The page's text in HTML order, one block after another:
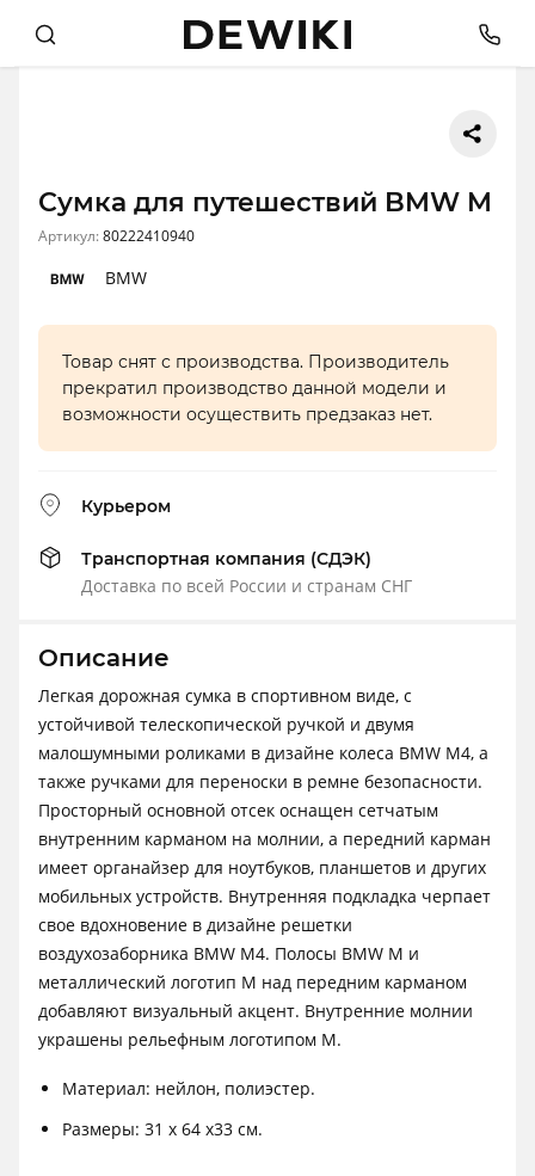
Сумка для путешествий BMW M
Артикул:80222410940
BMW
Товар снят с производства. Производитель
прекратил производство данной модели и
возможности осуществить предзаказ нет.
Курьером
Транспортная компания (СДЭК)
Доставка по всей России и странам СНГ
Описание
Легкая дорожная сумка в спортивном виде, с
устойчивой телескопической ручкой и двумя
малошумными роликами в дизайне колеса BMW M4, а
также ручками для переноски в ремне безопасности.
Просторный основной отсек оснащен сетчатым
внутренним карманом на молнии, а передний карман
имеет органайзер для ноутбуков, планшетов и других
мобильных устройств. Внутренняя подкладка черпает
свое вдохновение в дизайне решетки
воздухозаборника BMW M4. Полосы BMW M и
металлический логотип M над передним карманом
добавляют визуальный акцент. Внутренние молнии
украшены рельефным логотипом M.
Материал: нейлон, полиэстер.
Размеры: 31 x 64 x33 см.